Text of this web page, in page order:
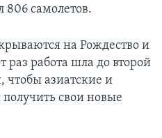
806 самолетов.
на Рождество и
раз работа шла до второй
чтобы азиатские и
свои новые